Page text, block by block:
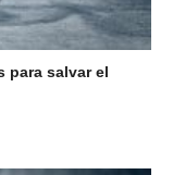
para salvar el